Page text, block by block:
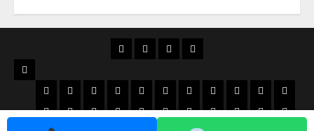
首
通
俱
樂
通
分
享
24
時
通
渠
服
地
太
和
太
古
大
角
大
圍
大
埔
火
炭
粉
嶺
北
角
旺
角
荃
灣
天
水
荔
屯
小
藍
沙
火
數
土
洪
柴
慈